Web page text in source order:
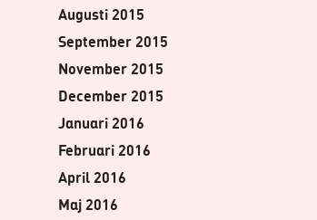
Augusti 2015
September 2015
November 2015
December 2015
Januari 2016
Februari 2016
April 2016
Maj 2016